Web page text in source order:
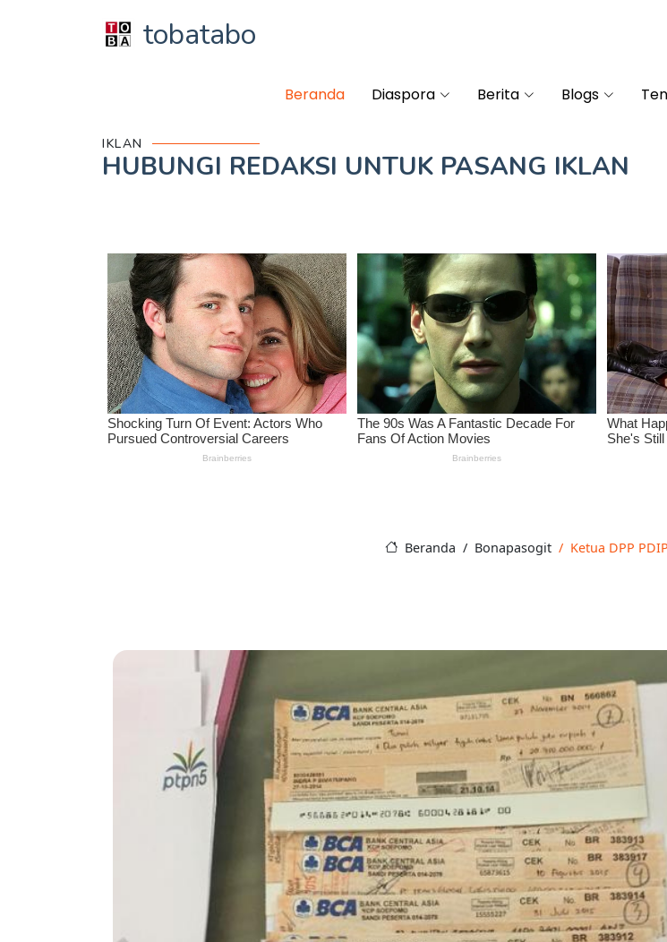
tobatabo
Beranda Diaspora Berita Blogs
IKLAN
HUBUNGI REDAKSI UNTUK PASANG IKLAN
Beranda Bonapasogit Ketua DPP